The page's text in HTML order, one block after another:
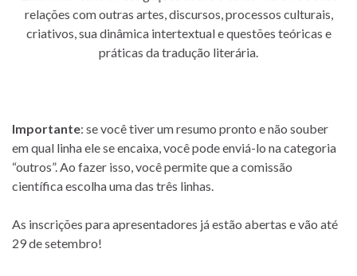
relações com outras artes, discursos, processos culturais,
criativos, sua dinâmica intertextual e questões teóricas e
práticas da tradução literária.
Importante: se você tiver um resumo pronto e não souber
em qual linha ele se encaixa, você pode enviá-lo na categoria
“outros”. Ao fazer isso, você permite que a comissão
científica escolha uma das três linhas.
As inscrições para apresentadores já estão abertas e vão até
29 de setembro!